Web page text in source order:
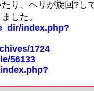
り、ヘリが旋回?し
した。
index.php?
1724
56133